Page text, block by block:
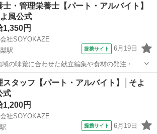
士・管理栄養士【パート・アルバイト】
よ風公式
1,350円
社SOYOKAZE
駅
提携サイト 6月19日
の味覚に合わせた献立編集や食材の発注・在
費の管理などを担当。 調理補助や配膳・下
携わり、イベント食や行事メニューの企画に
事を通じて、お...
山梨駅 その他
スタッフ【パート・アルバイト】│そよ
式
1,200円
社SOYOKAZE
提携サイト 6月19日